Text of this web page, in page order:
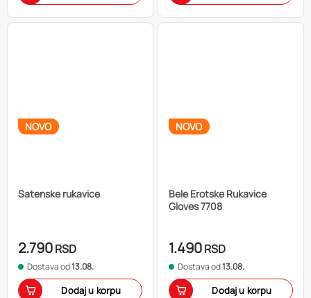
NOVO
Satenske rukavice
2.790RSD
Dostava od13.08.
Dodaj u korpu
NOVO
Bele Erotske Rukavice
Gloves 7708
1.490RSD
Dostava od13.08.
Dodaj u korpu